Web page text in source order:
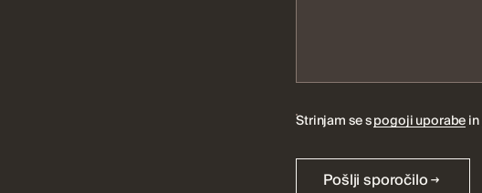
Strinjam se spogoji uporabein
Pošlji sporočilo